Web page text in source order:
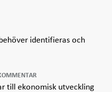
identifieras och
till ekonomisk utveckling